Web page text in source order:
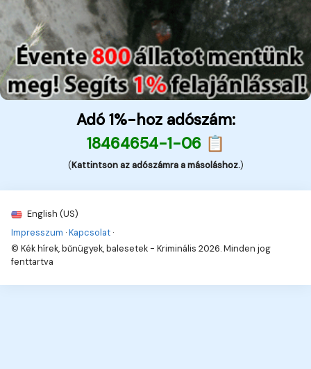
Adó 1%-hoz adószám:
18464654-1-06 📋
(Kattintson az adószámra a másoláshoz.)
English (US)
Impresszum ·Kapcsolat ·
© Kék hírek, bűnügyek, balesetek - Kriminális 2026. Minden jog
fenttartva